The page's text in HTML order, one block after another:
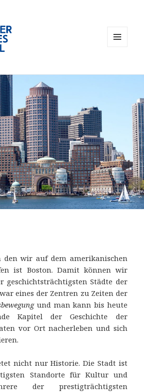
den wir auf dem amerikanischen
ist Boston. Damit können wir
geschichtsträchtigsten Städte der
eines der Zentren zu Zeiten der
und man kann bis heute
Kapitel der Geschichte der
vor Ort nacherleben und sich
nicht nur Historie. Die Stadt ist
Standorte für Kultur und
der prestig­trächtigsten